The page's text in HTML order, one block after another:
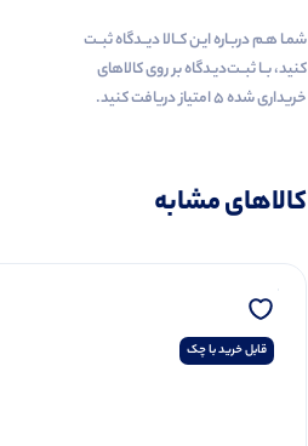
شمـا هـم دربـاره ایـن کــالا دیــدگاه ثبــت
کنید، بــا ثبــت‌دیـدگاه بر روی کالاهای
خریداری شده ۵ امتیاز دریافت کنید.
کالاهای مشابه
قابل خرید با چک